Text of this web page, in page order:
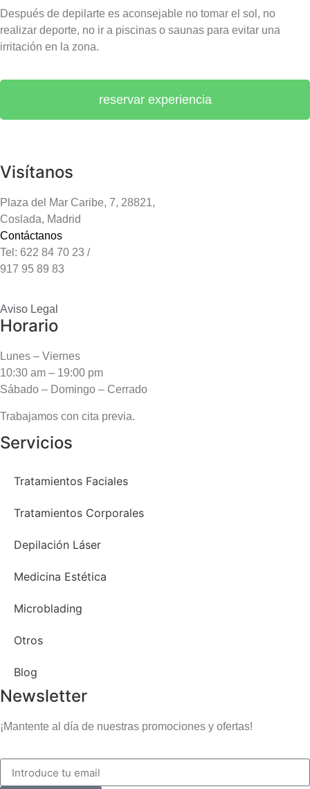
Después de depilarte es aconsejable no tomar el sol, no
realizar deporte, no ir a piscinas o saunas para evitar una
irritación en la zona.
reservar experiencia
Visítanos
Plaza del Mar Caribe, 7, 28821,
Coslada, Madrid
Contáctanos
Tel: 622 84 70 23 /
917 95 89 83
Aviso Legal
Horario
Lunes – Viernes
10:30 am – 19:00 pm
Sábado – Domingo – Cerrado
Trabajamos con cita previa.
Servicios
Tratamientos Faciales
Tratamientos Corporales
Depilación Láser
Medicina Estética
Microblading
Otros
Blog
Newsletter
¡Mantente al día de nuestras promociones y ofertas!